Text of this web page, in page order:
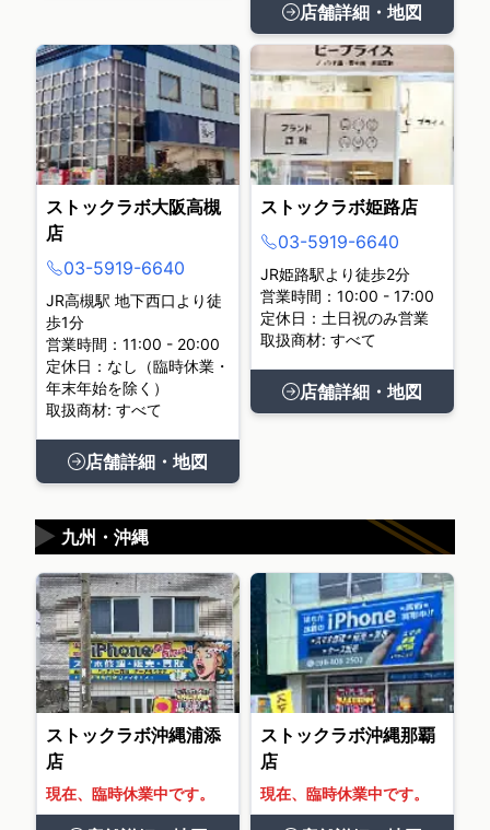
店舗詳細・地図
ストックラボ大阪高槻
店
03-5919-6640
JR高槻駅 地下西口より徒
歩1分
営業時間：11:00 - 20:00
定休日：なし（臨時休業・
年末年始を除く）
取扱商材: すべて
店舗詳細・地図
ストックラボ姫路店
03-5919-6640
JR姫路駅より徒歩2分
営業時間：10:00 - 17:00
定休日：土日祝のみ営業
取扱商材: すべて
店舗詳細・地図
九州・沖縄
▶
ストックラボ沖縄浦添
店
現在、臨時休業中です。
ストックラボ沖縄那覇
店
現在、臨時休業中です。